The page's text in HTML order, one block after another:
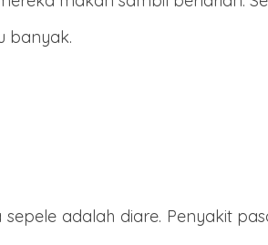
banyak.
adalah diare. Penyakit